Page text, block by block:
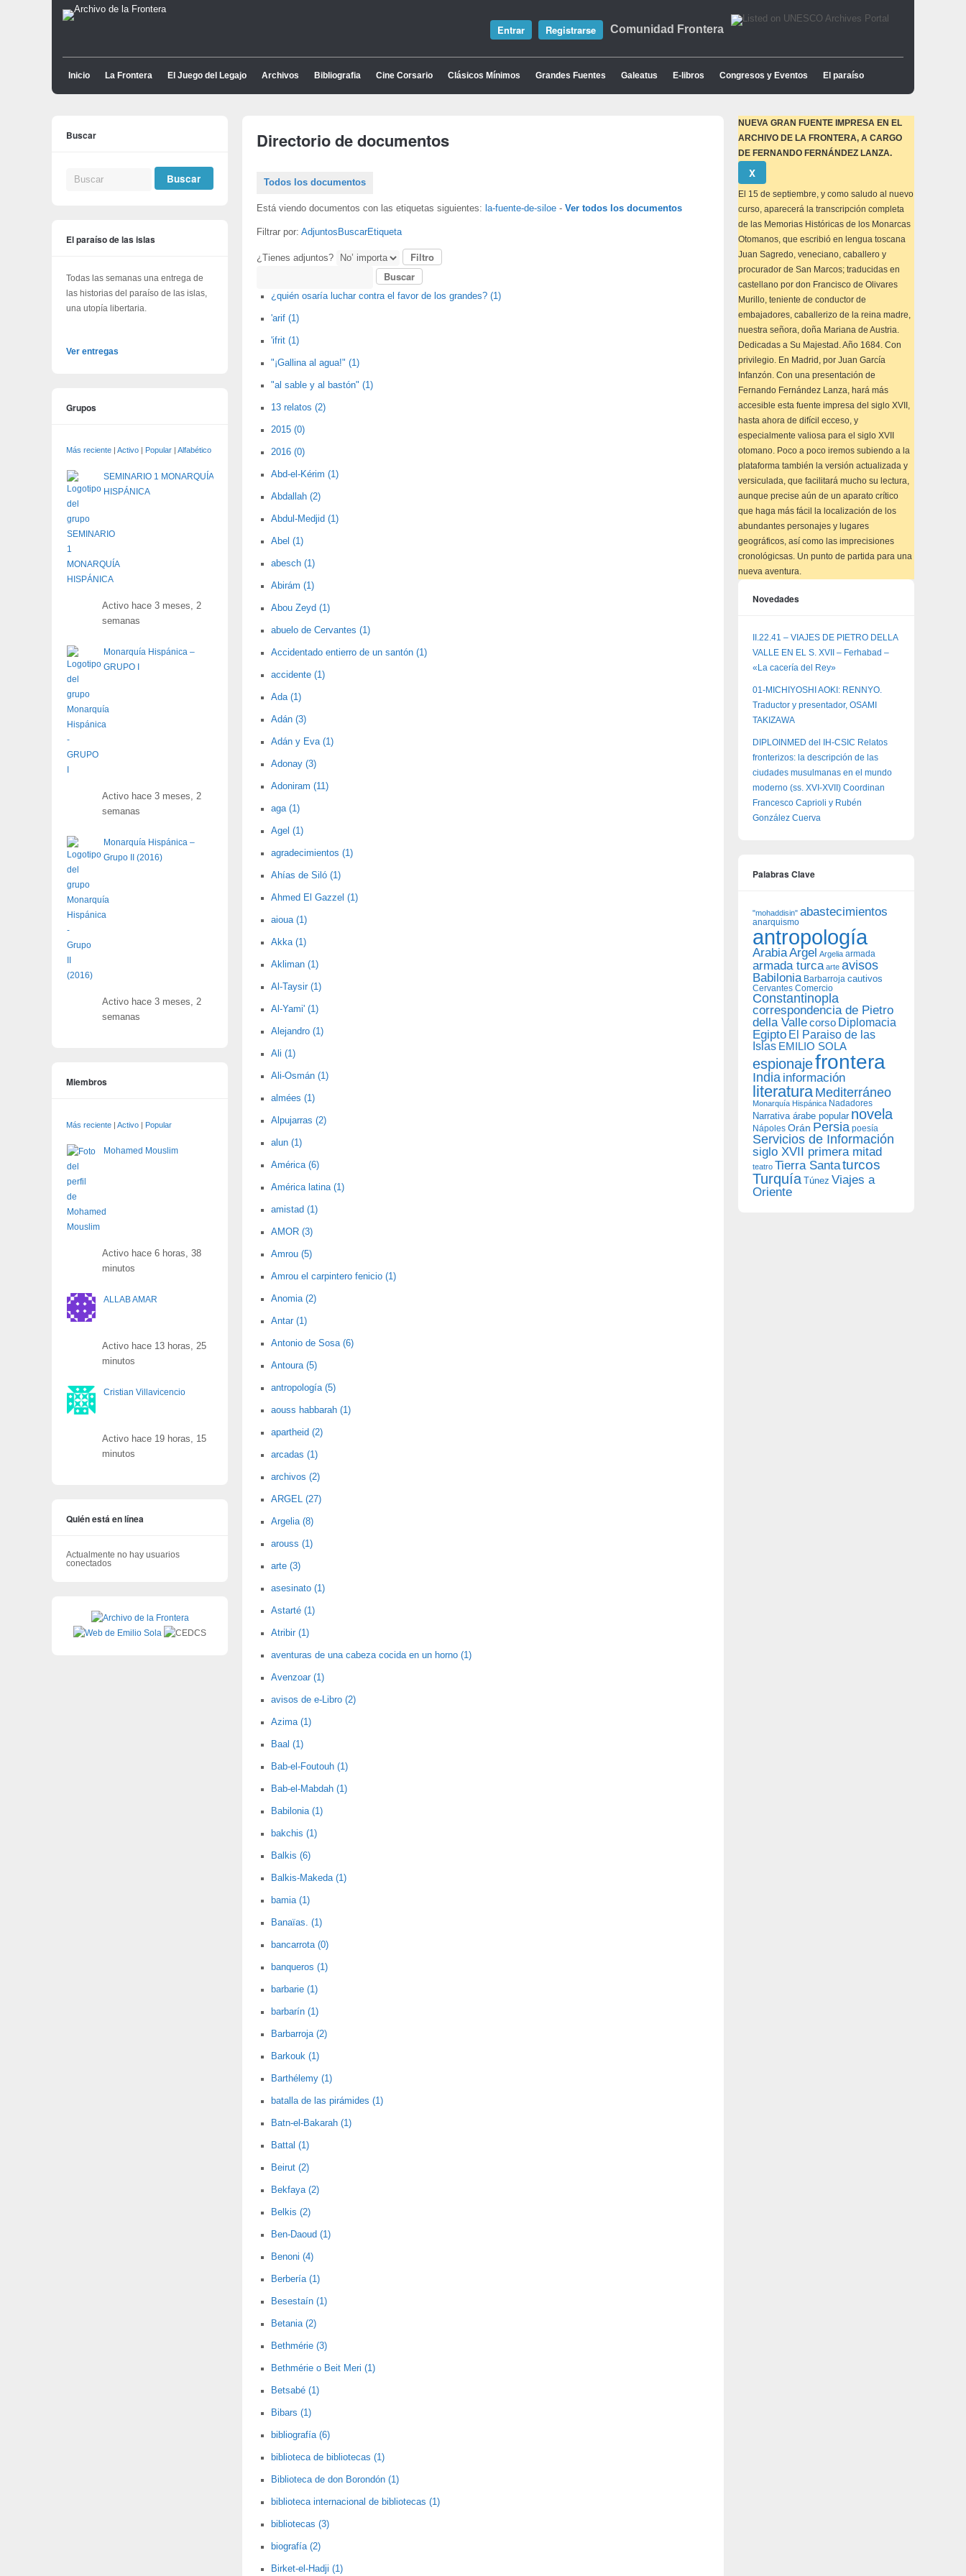
Comunidad Frontera
Entrar Registrarse
Inicio La Frontera El Juego del Legajo Archivos Bibliografia Cine Corsario Clásicos Mínimos Grandes Fuentes Galeatus E-libros Congresos y Eventos El paraíso
Directorio de documentos
Todos los documentos
Está viendo documentos con las etiquetas siguientes: la-fuente-de-siloe - Ver todos los documentos
Filtrar por: Adjuntos BuscarEtiqueta
¿Tienes adjuntos?
¿quién osaría luchar contra el favor de los grandes? (1)
'arif (1)
'ifrit (1)
"¡Gallina al agua!" (1)
"al sable y al bastón" (1)
13 relatos (2)
2015 (0)
2016 (0)
Abd-el-Kérim (1)
Abdallah (2)
Abdul-Medjid (1)
Abel (1)
abesch (1)
Abirám (1)
Abou Zeyd (1)
abuelo de Cervantes (1)
Accidentado entierro de un santón (1)
accidente (1)
Ada (1)
Adán (3)
Adán y Eva (1)
Adonay (3)
Adoniram (11)
aga (1)
Agel (1)
agradecimientos (1)
Ahías de Siló (1)
Ahmed El Gazzel (1)
aioua (1)
Akka (1)
Akliman (1)
Al-Taysir (1)
Al-Yami' (1)
Alejandro (1)
Ali (1)
Ali-Osmán (1)
almées (1)
Alpujarras (2)
alun (1)
América (6)
América latina (1)
amistad (1)
AMOR (3)
Amrou (5)
Amrou el carpintero fenicio (1)
Anomia (2)
Antar (1)
Antonio de Sosa (6)
Antoura (5)
antropología (5)
aouss habbarah (1)
apartheid (2)
arcadas (1)
archivos (2)
ARGEL (27)
Argelia (8)
arouss (1)
arte (3)
asesinato (1)
Astarté (1)
Atribir (1)
aventuras de una cabeza cocida en un horno (1)
Avenzoar (1)
avisos de e-Libro (2)
Azima (1)
Baal (1)
Bab-el-Foutouh (1)
Bab-el-Mabdah (1)
Babilonia (1)
bakchis (1)
Balkis (6)
Balkis-Makeda (1)
bamia (1)
Banaïas. (1)
bancarrota (0)
banqueros (1)
barbarie (1)
barbarín (1)
Barbarroja (2)
Barkouk (1)
Barthélemy (1)
batalla de las pirámides (1)
Batn-el-Bakarah (1)
Battal (1)
Beirut (2)
Bekfaya (2)
Belkis (2)
Ben-Daoud (1)
Benoni (4)
Berbería (1)
Besestaín (1)
Betania (2)
Bethmérie (3)
Bethmérie o Beit Meri (1)
Betsabé (1)
Bibars (1)
bibliografía (6)
biblioteca de bibliotecas (1)
Biblioteca de don Borondón (1)
biblioteca internacional de bibliotecas (1)
bibliotecas (3)
biografía (2)
Birket-el-Hadji (1)
Buscar
El paraíso de las islas
Todas las semanas una entrega de
las historias del paraíso de las islas,
una utopía libertaria.
Ver entregas
Grupos
Más reciente Activo Popular Alfabético
SEMINARIO 1 MONARQUÍA
HISPÁNICA
Activo hace 3 meses, 2
semanas
Monarquía Hispánica –
GRUPO I
Activo hace 3 meses, 2
semanas
Monarquía Hispánica –
Grupo II (2016)
Activo hace 3 meses, 2
semanas
Miembros
Más reciente | Activo | Popular
Mohamed Mouslim
Activo hace 6 horas, 38
minutos
ALLAB AMAR
Activo hace 13 horas, 25
minutos
Cristian Villavicencio
Activo hace 19 horas, 15
minutos
Quién está en línea
Actualmente no hay usuarios
conectados
NUEVA GRAN FUENTE IMPRESA EN EL
ARCHIVO DE LA FRONTERA, A CARGO
DE FERNANDO FERNÁNDEZ LANZA.
Descartar
este
aviso
Χ
El 15 de septiembre, y como saludo al nuevo
curso, aparecerá la transcripción completa
de las Memorias Históricas de los Monarcas
Otomanos, que escribió en lengua toscana
Juan Sagredo, veneciano, caballero y
procurador de San Marcos; traducidas en
castellano por don Francisco de Olivares
Murillo, teniente de conductor de
embajadores, caballerizo de la reina madre,
nuestra señora, doña Mariana de Austria.
Dedicadas a Su Majestad. Año 1684. Con
privilegio. En Madrid, por Juan García
Infanzón. Con una presentación de
Fernando Fernández Lanza, hará más
accesible esta fuente impresa del siglo XVII,
hasta ahora de difícil ecceso, y
especialmente valiosa para el siglo XVII
otomano. Poco a poco iremos subiendo a la
plataforma también la versión actualizada y
versiculada, que facilitará mucho su lectura,
aunque precise aún de un aparato crítico
que haga más fácil la localización de los
abundantes personajes y lugares
geográficos, así como las imprecisiones
cronológicsas. Un punto de partida para una
nueva aventura.
Novedades
II.22.41 – VIAJES DE PIETRO DELLA
VALLE EN EL S. XVII – Ferhabad –
«La cacería del Rey»
01-MICHIYOSHI AOKI: RENNYO.
Traductor y presentador, OSAMI
TAKIZAWA
DIPLOINMED del IH-CSIC Relatos
fronterizos: la descripción de las
ciudades musulmanas en el mundo
moderno (ss. XVI-XVII) Coordinan
Francesco Caprioli y Rubén
González Cuerva
Palabras Clave
"mohaddisin" abastecimientos
anarquismo
antropología
ArabiaArgel Argelia armada
armada turca arte avisos
Babilonia Barbarroja cautivos
Cervantes Comercio
Constantinopla
correspondencia de Pietro
della Vallecorso Diplomacia
Egipto El Paraiso de las
Islas EMILIO SOLA
espionajefrontera
India información
literatura Mediterráneo
Monarquía Hispánica Nadadores
Narrativa árabe popular novela
Nápoles Orán Persia poesía
Servicios de Información
siglo XVII primera mitad
teatro Tierra Santaturcos
Turquía Túnez Viajes a
Oriente